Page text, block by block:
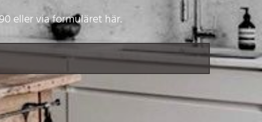
eller via formuläret här.